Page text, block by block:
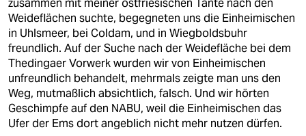
zusammen mit meiner ostfriesischen Tante nach den
Weideflächen suchte, begegneten uns die Einheimischen
in Uhlsmeer, bei Coldam, und in Wiegboldsbuhr
freundlich. Auf der Suche nach der Weidefläche bei dem
Thedingaer Vorwerk wurden wir von Einheimischen
unfreundlich behandelt, mehrmals zeigte man uns den
Weg, mutmaßlich absichtlich, falsch. Und wir hörten
Geschimpfe auf den NABU, weil die Einheimischen das
Ufer der Ems dort angeblich nicht mehr nutzen dürfen.